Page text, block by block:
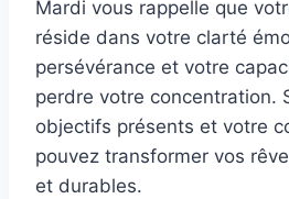
Mardi vous rappelle que
réside dans votre clarté
persévérance et votre
perdre votre concentration.
objectifs présents et votre
pouvez transformer vos
et durables.